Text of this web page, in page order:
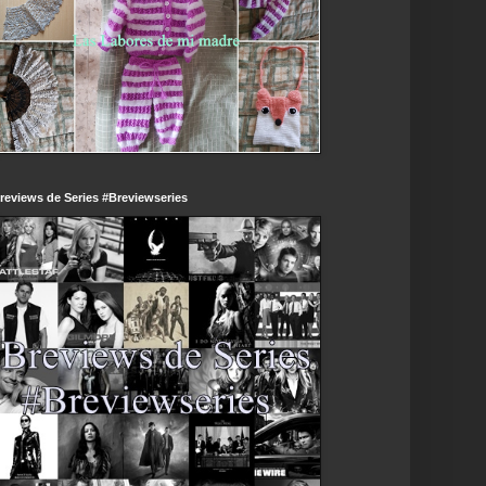
de Series #Breviewseries